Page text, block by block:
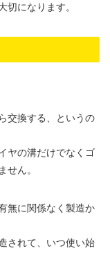
切になります。
交換する、というの
ヤの溝だけでなくゴ
せん。
無に関係なく製造か
されて、いつ使い始